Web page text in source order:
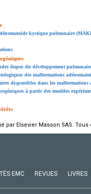
kystique pulmonaire
étapes du développement
des malformations
disponibles dans les
à partir des modèles
par Elsevier Masson SAS. Tous
EMC REVUES LIVRES